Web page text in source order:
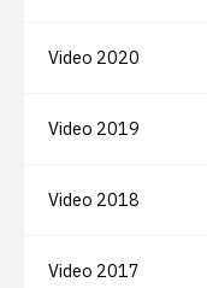
Video 2020
Video 2019
Video 2018
Video 2017